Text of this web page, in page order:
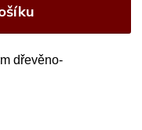
dřevěno-